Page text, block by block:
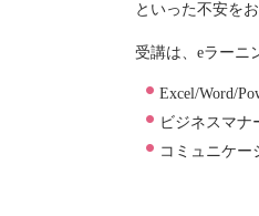
といった不安を
受講は、eラーニ
Excel/Word/
ビジネスマナ
コミュニケ